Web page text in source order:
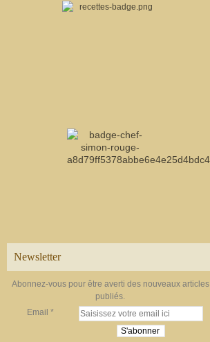
Newsletter
Abonnez-vous pour être averti des nouveaux articles
publiés.
Email